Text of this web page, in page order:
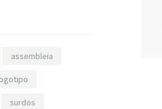
assembleia
surdos